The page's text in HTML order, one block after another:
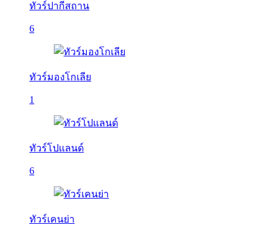
ทัวร์ปากีสถาน
6
ทัวร์มองโกเลีย
1
ทัวร์โปแลนด์
6
ทัวร์เคนย่า